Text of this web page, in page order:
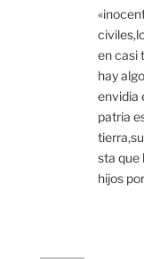
en casi
hay
envidia
patria
sta que
hijos